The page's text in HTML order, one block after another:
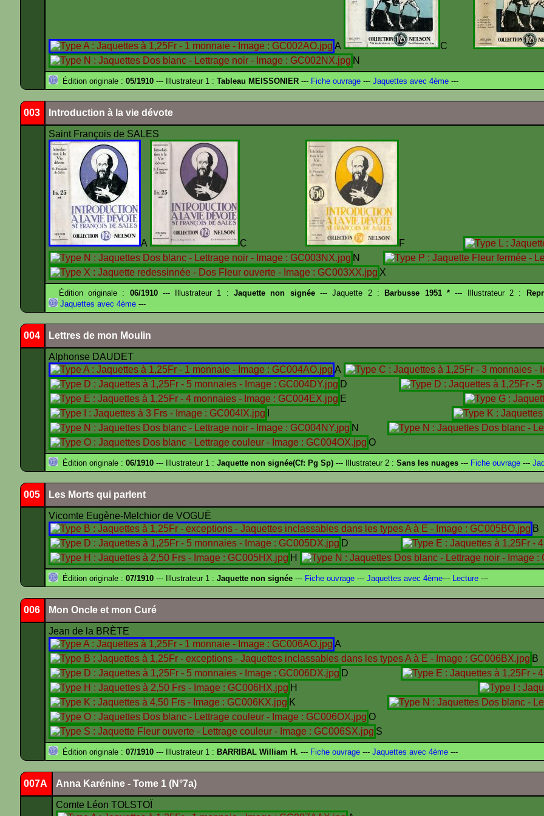
A
C
N
Édition originale : 05/1910 --- Illustrateur 1 : Tableau MEISSONIER --- Fiche ouvrage --- Jaquettes avec 4ème ---
003 Introduction à la vie dévote
Saint François de SALES
A C
F
N
X
Édition originale : 06/1910--- Illustrateur 1 :Jaquette non signée--- Jaquette 2 : Barbusse 1951 *--- Illustrateur 2 :
Jaquettes avec 4ème ---
004 Lettres de mon Moulin
Alphonse DAUDET
A
D
E
N
O
Édition originale : 06/1910 --- Illustrateur 1 : Jaquette non signée(Cf: Pg Sp) --- Illustrateur 2 : Sans les nuages --- Fiche ouvrage ---
005 Les Morts qui parlent
Vicomte Eugène-Melchior de VOGUË
B
D
H
Édition originale : 07/1910 --- Illustrateur 1 : Jaquette non signée --- Fiche ouvrage --- Jaquettes avec 4ème--- Lecture ---
006 Mon Oncle et mon Curé
Jean de la BRÈTE
A
B
D
H
K
O
S
Édition originale : 07/1910 --- Illustrateur 1 : BARRIBAL William H. --- Fiche ouvrage --- Jaquettes avec 4ème ---
007A Anna Karénine - Tome 1 (N°7a)
Comte Léon TOLSTOÏ